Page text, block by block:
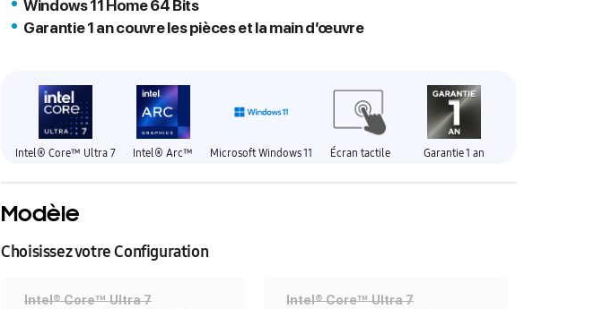
Windows 11 Home 64 Bits
Garantie 1 an couvre les pièces et la main d’œuvre
Intel® Core™ Ultra 7 Intel® Arc™ Microsoft Windows 11 Écran tactile Garantie 1 an
Modèle
Choisissez votre Configuration
Intel® Core™ Ultra 7
Intel® Core™ Ultra 7